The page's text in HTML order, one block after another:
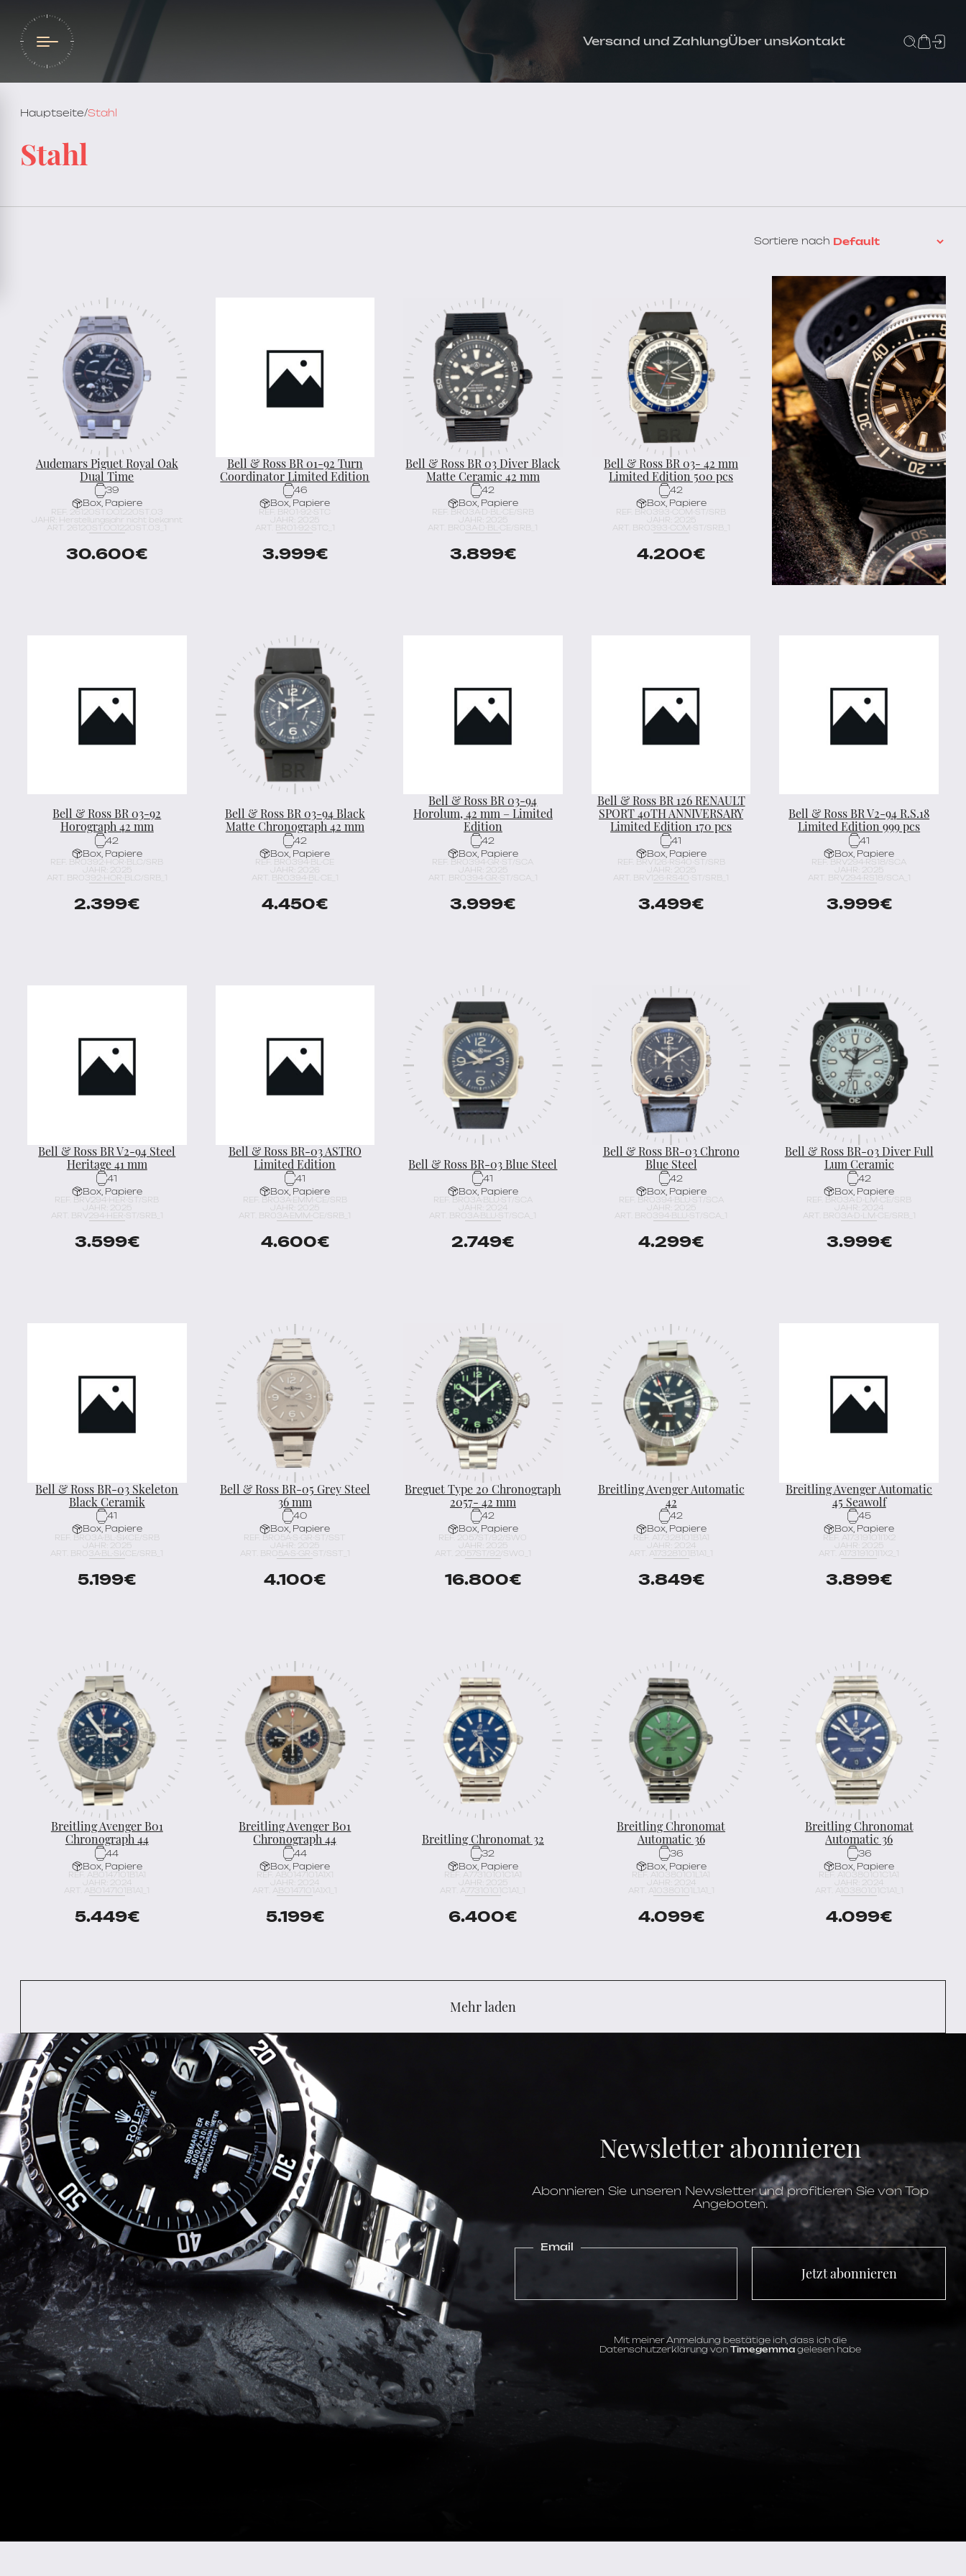
Versand und ZahlungÜber unsKontakt
Hauptseite/Stahl
Stahl
Sortiere nach
Audemars Piguet Royal Oak
Dual Time
39
Box, Papiere
REF. 26120ST.OO.1220ST.03
JAHR: Herstellungsjahr nicht bekannt
ART. 26120ST.OO.1220ST.03_1
30.600€
Bell & Ross BR 01-92 Turn
Coordinator Limited Edition
46
Box, Papiere
REF. BR01-92-STC
JAHR: 2025
ART. BR01-92-STC_1
3.999€
Bell & Ross BR 03 Diver Black
Matte Ceramic 42 mm
42
Box, Papiere
REF. BR03A-D-BL-CE/SRB
JAHR: 2025
ART. BR03A-D-BL-CE/SRB_1
3.899€
Bell & Ross BR 03- 42 mm
Limited Edition 500 pcs
42
Box, Papiere
REF. BR0393-COM-ST/SRB
JAHR: 2025
ART. BR0393-COM-ST/SRB_1
4.200€
Bell & Ross BR 03-92
Horograph 42 mm
42
Box, Papiere
REF. BR0392-HOR-BLC/SRB
JAHR: 2025
ART. BR0392-HOR-BLC/SRB_1
2.399€
Bell & Ross BR 03-94 Black
Matte Chronograph 42 mm
42
Box, Papiere
REF. BR0394-BL-CE
JAHR: 2026
ART. BR0394-BL-CE_1
4.450€
Bell & Ross BR 03-94
Horolum, 42 mm – Limited
Edition
42
Box, Papiere
REF. BR0394-GR-ST/SCA
JAHR: 2025
ART. BR0394-GR-ST/SCA_1
3.999€
Bell & Ross BR 126 RENAULT
SPORT 40TH ANNIVERSARY
Limited Edition 170 pcs
41
Box, Papiere
REF. BRV126-RS40-ST/SRB
JAHR: 2025
ART. BRV126-RS40-ST/SRB_1
3.499€
Bell & Ross BR V2-94 R.S.18
Limited Edition 999 pcs
41
Box, Papiere
REF. BRV294-RS18/SCA
JAHR: 2025
ART. BRV294-RS18/SCA_1
3.999€
Bell & Ross BR V2-94 Steel
Heritage 41 mm
41
Box, Papiere
REF. BRV294-HER-ST/SRB
JAHR: 2025
ART. BRV294-HER-ST/SRB_1
3.599€
Bell & Ross BR-03 ASTRO
Limited Edition
41
Box, Papiere
REF. BR03A-EMM-CE/SRB
JAHR: 2025
ART. BR03A-EMM-CE/SRB_1
4.600€
Bell & Ross BR-03 Blue Steel
41
Box, Papiere
REF. BR03A-BLU-ST/SCA
JAHR: 2024
ART. BR03A-BLU-ST/SCA_1
2.749€
Bell & Ross BR-03 Chrono
Blue Steel
42
Box, Papiere
REF. BR0394-BLU-ST/SCA
JAHR: 2025
ART. BR0394-BLU-ST/SCA_1
4.299€
Bell & Ross BR-03 Diver Full
Lum Ceramic
42
Box, Papiere
REF. BR03A-D-LM-CE/SRB
JAHR: 2024
ART. BR03A-D-LM-CE/SRB_1
3.999€
Bell & Ross BR-03 Skeleton
Black Ceramik
41
Box, Papiere
REF. BR03A-BL-SKCE/SRB
JAHR: 2025
ART. BR03A-BL-SKCE/SRB_1
5.199€
Bell & Ross BR-05 Grey Steel
36 mm
40
Box, Papiere
REF. BR05A-S-GR-ST/SST
JAHR: 2025
ART. BR05A-S-GR-ST/SST_1
4.100€
Breguet Type 20 Chronograph
2057- 42 mm
42
Box, Papiere
REF. 2057ST/92/SW0
JAHR: 2025
ART. 2057ST/92/SW0_1
16.800€
Breitling Avenger Automatic
42
42
Box, Papiere
REF. A17328101B1A1
JAHR: 2024
ART. A17328101B1A1_1
3.849€
Breitling Avenger Automatic
45 Seawolf
45
Box, Papiere
REF. A17319101I1X2
JAHR: 2025
ART. A17319101I1X2_1
3.899€
Breitling Avenger B01
Chronograph 44
44
Box, Papiere
REF. AB0147101B1A1
JAHR: 2024
ART. AB0147101B1A1_1
5.449€
Breitling Avenger B01
Chronograph 44
44
Box, Papiere
REF. AB0147101A1X1
JAHR: 2024
ART. AB0147101A1X1_1
5.199€
Breitling Chronomat 32
32
Box, Papiere
REF. A77310101C1A1
JAHR: 2025
ART. A77310101C1A1_1
6.400€
Breitling Chronomat
Automatic 36
36
Box, Papiere
REF. A10380101L1A1
JAHR: 2024
ART. A10380101L1A1_1
4.099€
Breitling Chronomat
Automatic 36
36
Box, Papiere
REF. A10380101C1A1
JAHR: 2024
ART. A10380101C1A1_1
4.099€
Mehr laden
Newsletter abonnieren
Abonnieren Sie unseren Newsletter und profitieren Sie von Top
Angeboten.
Email
Jetzt abonnieren
Mit meiner Anmeldung bestätige ich, dass ich die
Datenschutzerklärung von Timegemma gelesen habe